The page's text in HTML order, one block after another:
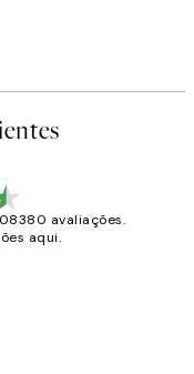
avaliações.
aqui.